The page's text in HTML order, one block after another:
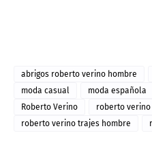
abrigos roberto verino hombre
moda casual
moda española
Roberto Verino
roberto
roberto verino trajes hombre